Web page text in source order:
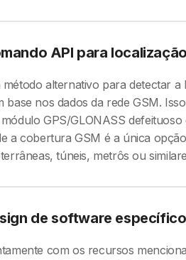
API para
método alternativo para detectar
base nos dados da rede GSM.
GPS/GLONASS
a cobertura GSM é a única
túneis, metrôs ou
de software
com os recursos